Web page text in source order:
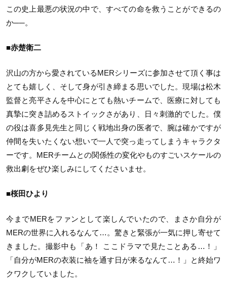
この史上最悪の状況の中で、すべての命を救うことができるの
か──。
■赤楚衛二
沢山の方から愛されているMERシリーズに参加させて頂く事は
とても嬉しく、そして身が引き締まる思いでした。現場は松木
監督と亮平さんを中心にとても熱いチームで、医療に対しても
真摯に突き詰めるストイックさがあり、日々刺激的でした。僕
の役は喜多見先生と同じく戦地出身の医者で、腕は確かですが
仲間を失いたくない想いで一人で突っ走ってしまうキャラクタ
ーです。MERチームとの関係性の変化やものすごいスケールの
救出劇をぜひ楽しみにしてくださいませ。
■桜田ひより
今までMERをファンとして楽しんでいたので、まさか自分が
MERの世界に入れるなんて…。驚きと緊張が一気に押し寄せて
きました。撮影中も「あ！ ここドラマで見たことある…！」
「自分がMERの衣装に袖を通す日が来るなんて…！」と終始ワ
クワクしていました。